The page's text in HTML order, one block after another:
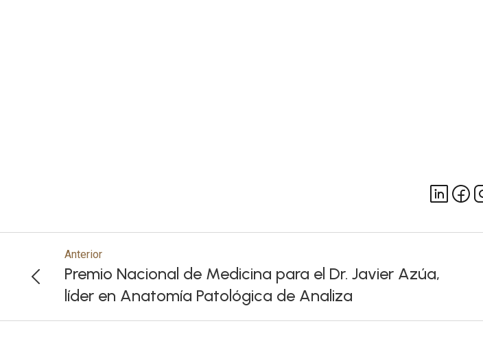
Anterior
Premio Nacional de Medicina para el Dr. Javier Azúa,
líder en Anatomía Patológica de Analiza